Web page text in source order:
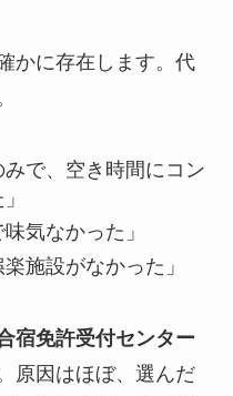
かに存在します。代
みで、空き時間にコン
気なかった」
施設がなかった」
宿免許受付センター
原因はほぼ、選んだ